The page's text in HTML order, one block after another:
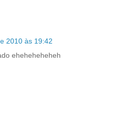
2010 às 19:42
eheheheheheh